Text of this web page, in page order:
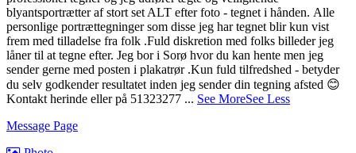
blyantsportrætter af stort set ALT efter foto - tegnet i hånden. Alle
personlige portrættegninger som disse jeg har tegnet blir kun vist
frem med tilladelse fra folk .Fuld diskretion med folks billeder jeg
låner til at tegne efter. Jeg bor i Sorø hvor du kan hente men jeg
sender gerne med posten i plakatrør .Kun fuld tilfredshed - betyder
du selv godkender resultatet inden jeg sender din tegning afsted 😊
Kontakt herinde eller på 51323277 ... See MoreSee Less
Message Page